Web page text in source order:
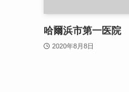
哈爾浜市第一医院
2020年8月8日